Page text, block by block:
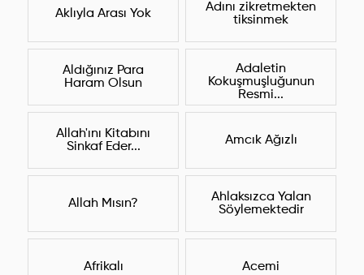
Aklıyla Arası Yok
Adını zikretmekten
tiksinmek
Aldığınız Para
Haram Olsun
Adaletin
Kokuşmuşluğunun
Resmi...
Allah'ını Kitabını
Sinkaf Eder...
Amcık Ağızlı
Allah Mısın?
Ahlaksızca Yalan
Söylemektedir
Afrikalı Acemi